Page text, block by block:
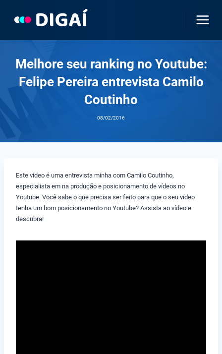
Melhore seu ranking no Youtube:
Felipe Pereira entrevista Camilo
Coutinho
08/02/2016
Este vídeo é uma entrevista minha com Camilo Coutinho,
especialista em na produção e posicionamento de vídeos no
Youtube. Você sabe o que precisa ser feito para que o seu vídeo
tenha um bom posicionamento no Youtube? Assista ao vídeo e
descubra!